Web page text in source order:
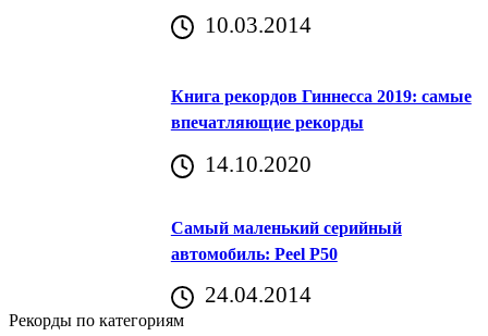
10.03.2014
Книга рекордов Гиннесса 2019: самые
впечатляющие рекорды
14.10.2020
Самый маленький серийный
автомобиль: Peel P50
24.04.2014
Рекорды по категориям